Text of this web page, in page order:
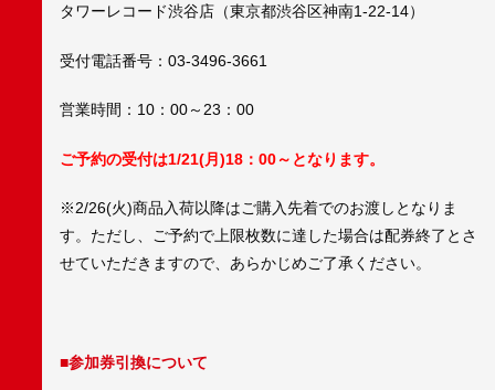
タワーレコード渋谷店（東京都渋谷区神南1-22-14）
受付電話番号：03-3496-3661
営業時間：10：00～23：00
ご予約の受付は1/21(月)18：00～となります。
※2/26(火)商品入荷以降はご購入先着でのお渡しとなりま
す。ただし、ご予約で上限枚数に達した場合は配券終了とさ
せていただきますので、あらかじめご了承ください。
■参加券引換について